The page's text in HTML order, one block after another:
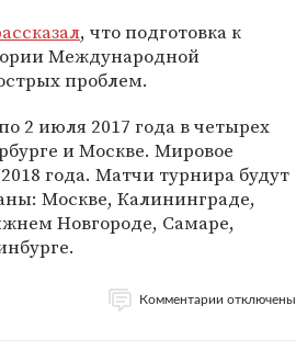
, что подготовка к
Международной
проблем.
2 июля 2017 года в четырех
и Москве. Мировое
года. Матчи турнира будут
Москве, Калининграде,
Новгороде, Самаре,
Комментарии отключены